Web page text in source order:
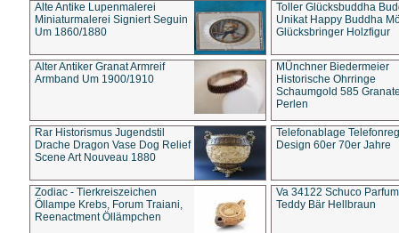
Alte Antike Lupenmalerei
Miniaturmalerei Signiert Seguin
Um 1860/1880
Toller Glücksbuddha
Unikat Happy Buddha
Glücksbringer Holzfigur
Alter Antiker Granat Armreif
Armband Um 1900/1910
MÜnchner Biedermeier
Historische Ohrringe
Schaumgold 585
Perlen
Rar Historismus Jugendstil
Drache Dragon Vase Dog Relief
Scene Art Nouveau 1880
Telefonablage
Design 60er 70er Jahre
Zodiac - Tierkreiszeichen
Öllampe Krebs, Forum Traiani,
Reenactment Öllämpchen
Va 34122 Schuco
Teddy Bär Hellbraun